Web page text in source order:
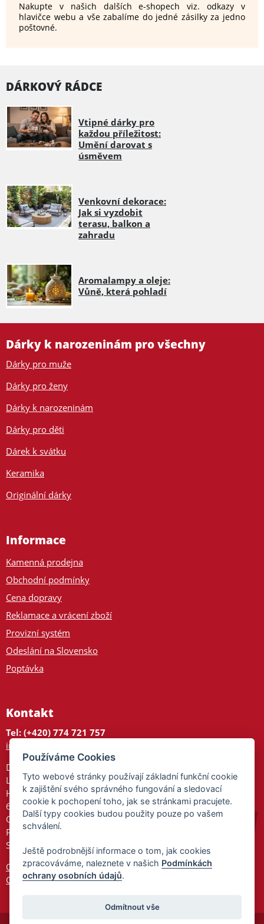
Nakupte v našich dalších e-shopech viz. odkazy v
hlavičce webu a vše zabalíme do jedné zásilky za jedno
poštovné.
DÁRKOVÝ RÁDCE
Vtipné dárky pro
každou příležitost:
Umění darovat s
úsměvem
Venkovní dekorace:
Jak si vyzdobit
terasu, balkon a
zahradu
Aromalampy a oleje:
Vůně, která pohladí
Dárky k narozeninám pro všechny
Dárky pro muže
Dárky pro ženy
Dárky k narozeninám
Dárky pro děti
Dárek k svátku
Keramika
Originální dárky
Informace
Kamenná prodejna
Obchodní podmínky
Cena dopravy
Reklamace a vrácení zboží
Provizní systém
Odeslání na Slovensko
Poptávka
Kontakt
Tel: (+420) 774 721 757
info@tajnedarky.cz
Dárkové centrum
Legionářů 2
Hodonín
695 01
Otevřeno:
Po-Pá 9-17
So 9-11:30
Ochrana osobních údajů
Cookies
Používáme Cookies
Tyto webové stránky používají základní funkční cookie
k zajištění svého správného fungování a sledovací
cookie k pochopení toho, jak se stránkami pracujete.
Další typy cookies budou použity pouze po vašem
schválení.
Ještě podrobnější informace o tom, jak cookies
zpracováváme, naleznete v našich Podmínkách
ochrany osobních údajů.
Odmítnout vše